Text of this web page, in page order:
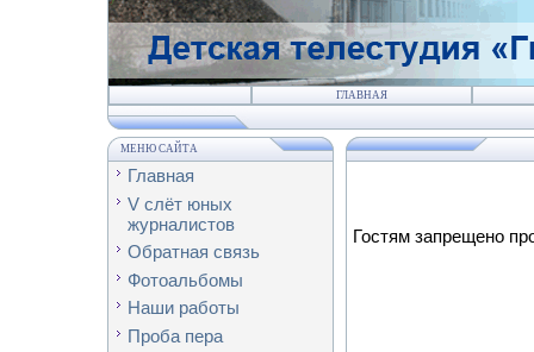
ГЛАВНАЯ
МЕНЮ САЙТА
Главная
V слёт юных
журналистов
Обратная связь
Фотоальбомы
Наши работы
Проба пера
Гостям запрещено